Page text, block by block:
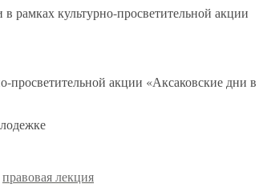
рамках культурно-просветительной акции
просветительной акции «Аксаковские дни в
правовая лекция